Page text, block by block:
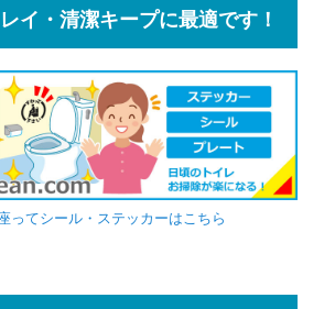
イ・清潔キープに最適です！
ってシール・ステッカーはこちら